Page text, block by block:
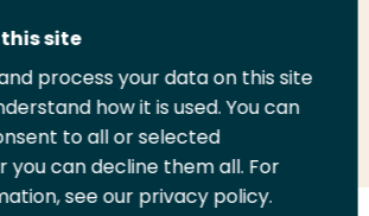
Email
deze
pagina
Print
deze
pagina
site
process your data on this site
how it is used. You can
to all or selected
you can decline them all. For
see our privacy policy.